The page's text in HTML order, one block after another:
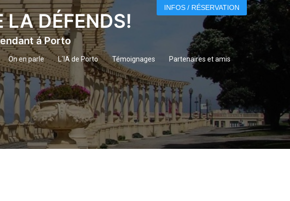
LA DÉFENDS!
á Porto
On en parle L´IA de Porto Témoignages Partenaires et amis
INFOS / RÉSERVATION